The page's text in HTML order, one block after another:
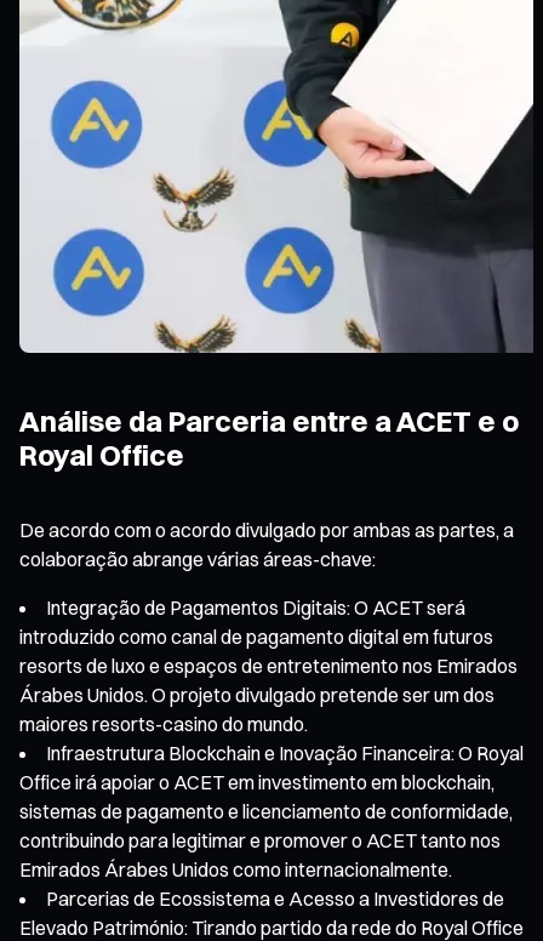
Análise da Parceria entre a ACET e o
Royal Office
De acordo com o acordo divulgado por ambas as partes, a
colaboração abrange várias áreas-chave:
Integração de Pagamentos Digitais: O ACET será
introduzido como canal de pagamento digital em futuros
resorts de luxo e espaços de entretenimento nos Emirados
Árabes Unidos. O projeto divulgado pretende ser um dos
maiores resorts-casino do mundo.
Infraestrutura Blockchain e Inovação Financeira: O Royal
Office irá apoiar o ACET em investimento em blockchain,
sistemas de pagamento e licenciamento de conformidade,
contribuindo para legitimar e promover o ACET tanto nos
Emirados Árabes Unidos como internacionalmente.
Parcerias de Ecossistema e Acesso a Investidores de
Elevado Património: Tirando partido da rede do Royal Office